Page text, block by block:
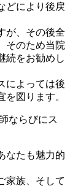
どにより後戻
が、その後全
そのため当院
続をお勧めし
によっては後
図ります。
ならびにス
なたも魅力的
家族、そして